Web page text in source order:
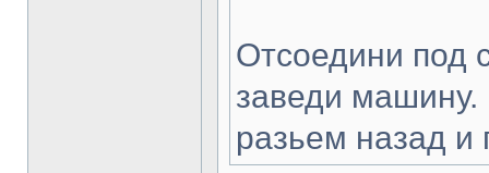
Отсоедини под
заведи машину.
разьем назад и